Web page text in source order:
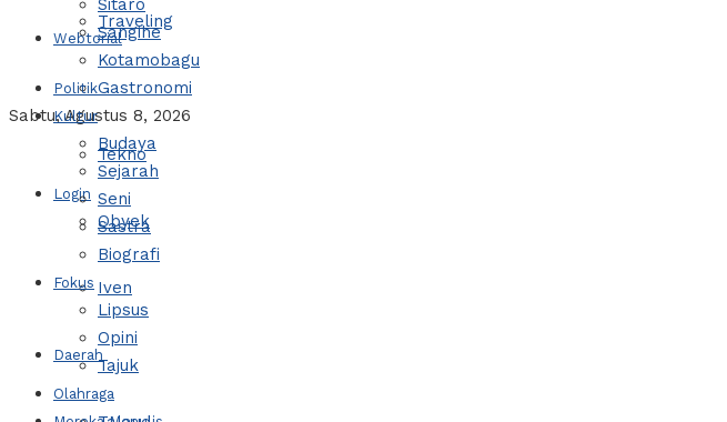
Webtorial
Sabtu, Agustus 8, 2026
Login
Traveling
Gastronomi
Tekno
Obyek
Iven
Daerah
Sitaro
Sangihe
Kotamobagu
Politik
Kultur
Budaya
Sejarah
Seni
Sastra
Biografi
Fokus
Lipsus
Opini
Tajuk
Olahraga